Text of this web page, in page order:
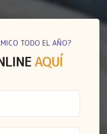
TODO EL AÑO?
AQUÍ